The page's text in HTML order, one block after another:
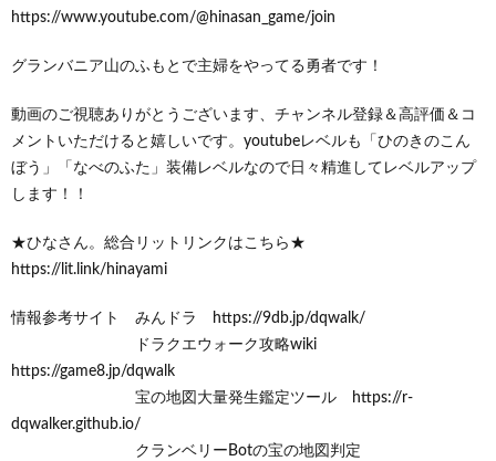
https://www.youtube.com/@hinasan_game/join
グランバニア山のふもとで主婦をやってる勇者です！
動画のご視聴ありがとうございます、チャンネル登録＆高評価＆コ
メントいただけると嬉しいです。youtubeレベルも「ひのきのこん
ぼう」「なべのふた」装備レベルなので日々精進してレベルアップ
します！！
★ひなさん。総合リットリンクはこちら★
https://lit.link/hinayami
情報参考サイト みんドラ https://9db.jp/dqwalk/
ドラクエウォーク攻略wiki
https://game8.jp/dqwalk
宝の地図大量発生鑑定ツール https://r-
dqwalker.github.io/
クランベリーBotの宝の地図判定